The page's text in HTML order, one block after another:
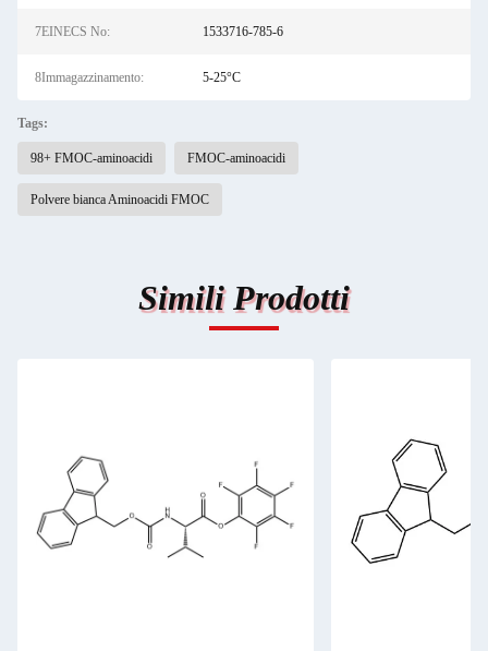
7EINECS No: 1533716-785-6
8Immagazzinamento: 5-25°C
Tags:
98+ FMOC-aminoacidi FMOC-aminoacidi
Polvere bianca Aminoacidi FMOC
Simili Prodotti